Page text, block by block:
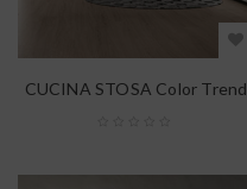
CUCINA STOSA Color Trend